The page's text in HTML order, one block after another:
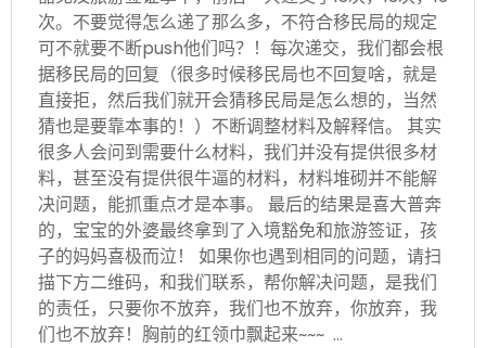
次。不要觉得怎么递了那么多，不符合移民局的规定
可不就要不断push他们吗？！每次递交，我们都会根
据移民局的回复（很多时候移民局也不回复啥，就是
直接拒，然后我们就开会猜移民局是怎么想的，当然
猜也是要靠本事的！）不断调整材料及解释信。 其实
很多人会问到需要什么材料，我们并没有提供很多材
料，甚至没有提供很牛逼的材料，材料堆砌并不能解
决问题，能抓重点才是本事。 最后的结果是喜大普奔
的，宝宝的外婆最终拿到了入境豁免和旅游签证，孩
子的妈妈喜极而泣！ 如果你也遇到相同的问题，请扫
描下方二维码，和我们联系，帮你解决问题，是我们
的责任，只要你不放弃，我们也不放弃，你放弃，我
们也不放弃！胸前的红领巾飘起来~~~ …